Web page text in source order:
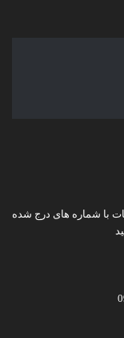
با شماره های درج شده